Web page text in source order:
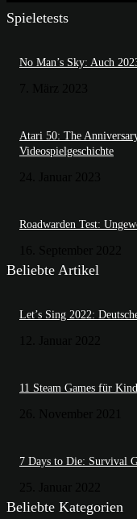
Spieletests
No Man’s Sky: Auch
Atari 50: The
Videospielgeschichte
Roadwarden Test:
Beliebte Artikel
Let’s Sing 2022:
11 Steam Games für
7 Days to Die: Survival
Beliebte Kategorien